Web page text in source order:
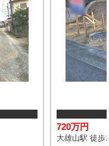
720万円
大雄山駅 徒歩